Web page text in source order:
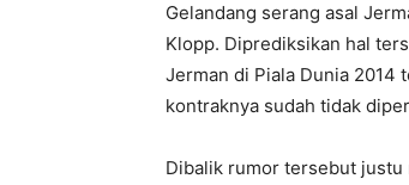
Gelandang serang asal
Klopp. Diprediksikan hal
Jerman di Piala Dunia 2014
kontraknya sudah tidak
Dibalik rumor tersebut justu